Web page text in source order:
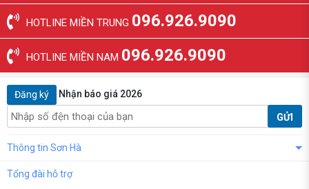
HOTLINE MIỀN TRUNG 096.926.9090
HOTLINE MIỀN NAM 096.926.9090
Đăng ký Nhận báo giá 2026
GỬI
Thông tin Sơn Hà
Tổng đài hỗ trợ